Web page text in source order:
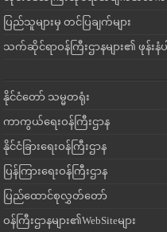
ပြည်သူများမှ တင်ပြချက်များ
သက်ဆိုင်ရာဝန်ကြီးဌာနများ၏ ဖုန်းနံပ
နိုင်ငံတော် သမ္မတရုံး
ကာကွယ်ရေးဝန်ကြီးဌာန
နိုင်ငံခြားရေးဝန်ကြီးဌာန
ပြန်ကြားရေးဝန်ကြီးဌာန
ပြည်ထောင်စုလွှတ်တော်
ဝန်ကြီးဌာနများ၏WebSiteများ